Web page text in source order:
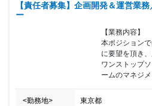
すい環境も整っており、転職による環
【責任者募集】企画開発＆運営業
ー
【業務内容】
本ポジション
に要望を頂き
ワンストップ
ームのマネジ
<勤務地> 東京都